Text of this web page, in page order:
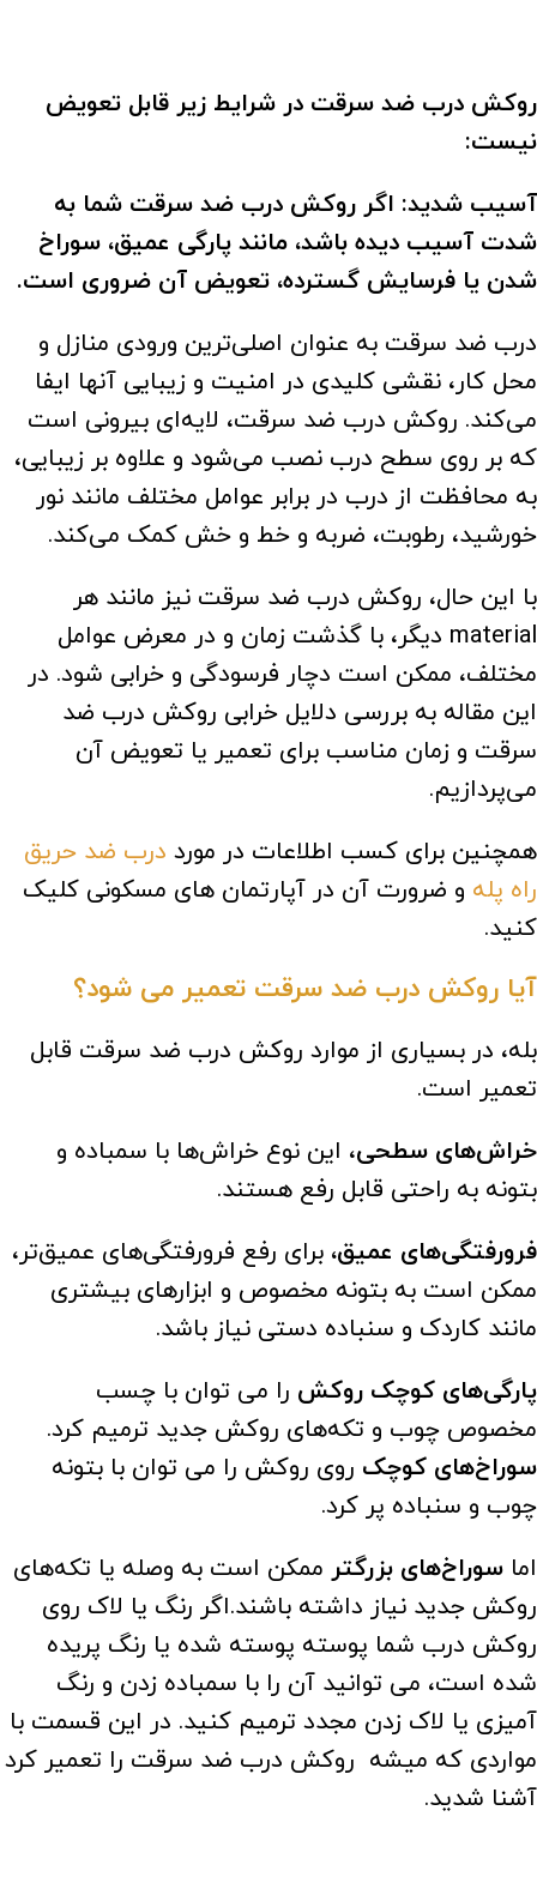
روکش درب ضد سرقت در شرایط زیر قابل تعویض
نیست:
آسیب شدید: اگر روکش درب ضد سرقت شما به
شدت آسیب دیده باشد، مانند پارگی عمیق، سوراخ
شدن یا فرسایش گسترده، تعویض آن ضروری است.
درب ضد سرقت به عنوان اصلی‌ترین ورودی منازل و
محل کار، نقشی کلیدی در امنیت و زیبایی آنها ایفا
می‌کند. روکش درب ضد سرقت، لایه‌ای بیرونی است
که بر روی سطح درب نصب می‌شود و علاوه بر زیبایی،
به محافظت از درب در برابر عوامل مختلف مانند نور
خورشید، رطوبت، ضربه و خط و خش کمک می‌کند.
با این حال، روکش درب ضد سرقت نیز مانند هر
material دیگر، با گذشت زمان و در معرض عوامل
مختلف، ممکن است دچار فرسودگی و خرابی شود. در
این مقاله به بررسی دلایل خرابی روکش درب ضد
سرقت و زمان مناسب برای تعمیر یا تعویض آن
می‌پردازیم.
همچنین برای کسب اطلاعات در مورد درب ضد حریق
راه پله و ضرورت آن در آپارتمان های مسکونی کلیک
کنید.
آیا روکش درب ضد سرقت تعمیر می شود؟
بله، در بسیاری از موارد روکش درب ضد سرقت قابل
تعمیر است.
خراش‌های سطحی، این نوع خراش‌ها با سمباده و
بتونه به راحتی قابل رفع هستند.
فرورفتگی‌های عمیق، برای رفع فرورفتگی‌های عمیق‌تر،
ممکن است به بتونه مخصوص و ابزارهای بیشتری
مانند کاردک و سنباده دستی نیاز باشد.
پارگی‌های کوچک روکش را می توان با چسب
مخصوص چوب و تکه‌های روکش جدید ترمیم کرد.
سوراخ‌های کوچک روی روکش را می توان با بتونه
چوب و سنباده پر کرد.
اما سوراخ‌های بزرگتر ممکن است به وصله یا تکه‌های
روکش جدید نیاز داشته باشند.اگر رنگ یا لاک روی
روکش درب شما پوسته پوسته شده یا رنگ پریده
شده است، می توانید آن را با سمباده زدن و رنگ
آمیزی یا لاک زدن مجدد ترمیم کنید. در این قسمت با
مواردی که میشه روکش درب ضد سرقت را تعمیر کرد
آشنا شدید.